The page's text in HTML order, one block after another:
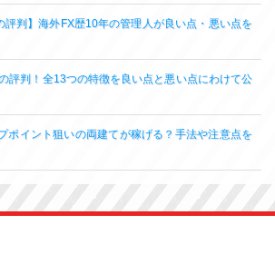
評判】海外FX歴10年の管理人が良い点・悪い点を
評判！全13つの特徴を良い点と悪い点にわけて公
ポイント狙いの両建てが稼げる？手法や注意点を